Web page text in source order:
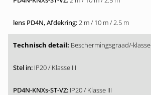
2 m / 10 m / 2.5 m
Beschermingsgraad/-klasse
IP20 / Klasse III
IP20 / Klasse III